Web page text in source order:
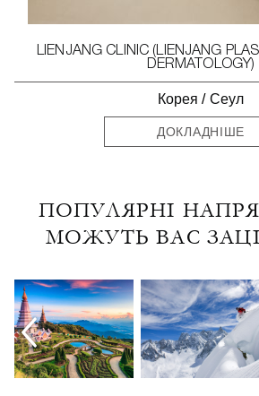
LIENJANG CLINIC (LIENJANG
DERMATOLOGY)
Корея / Сеул
ДОКЛАДНІШЕ
ПОПУЛЯРНІ
МОЖУТЬ ВАС